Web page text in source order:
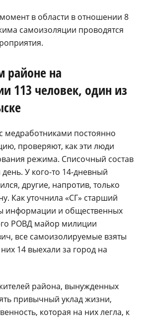
в области в отношении 8
самоизоляции проводятся
районе на
113 человек, один из
медработниками постоянно
проверяют, как эти люди
режима. Списочный состав
У кого-то 14-дневный
другие, напротив, только
Как уточнила «СГ» старший
информации и общественных
РОВД майор милиции
все самоизолируемые взяты
14 выехали за город на
района, вынужденных
привычный уклад жизни,
которая на них легла, к